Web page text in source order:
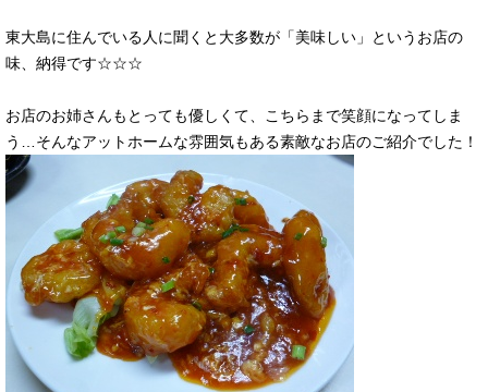
東大島に住んでいる人に聞くと大多数が「美味しい」というお店の
味、納得です☆☆☆
お店のお姉さんもとっても優しくて、こちらまで笑顔になってしま
う…そんなアットホームな雰囲気もある素敵なお店のご紹介でした！